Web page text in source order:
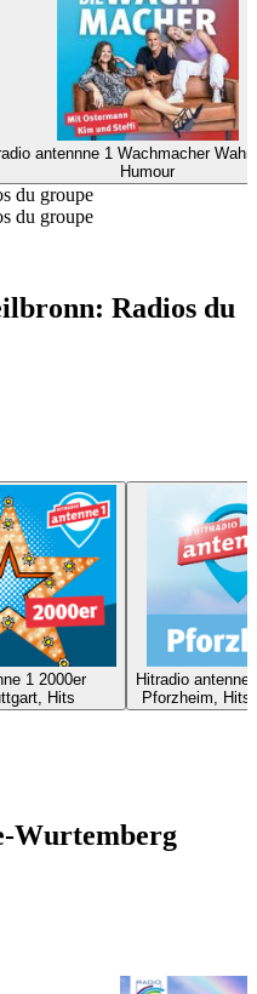
antennne 1 Wachmacher
Humour
du groupe
du groupe
Radios du
1 2000er
Hits
Hitradio antenne
Pforzheim,
Wurtemberg